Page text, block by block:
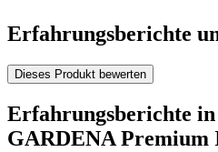
Erfahrungsberichte
Dieses Produkt bewerten
Erfahrungsberichte
GARDENA Premium